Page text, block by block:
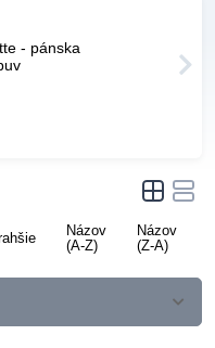
- pánska
Názov
(A-Z)
Názov
(Z-A)